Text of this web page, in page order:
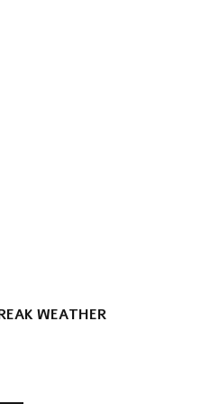
WEATHER